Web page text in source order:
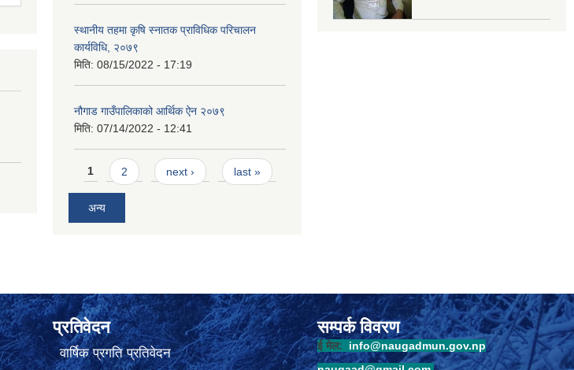
स्थानीय तहमा कृषि स्नातक प्राविधिक परिचालन
कार्यविधि, २०७९
मिति: 08/15/2022 - 17:19
नौगाड गाउँपालिकाको आर्थिक ऐन २०७९
मिति: 07/14/2022 - 12:41
Pages
1 2 next › last »
अन्य
प्रतिवेदन
वार्षिक प्रगति प्रतिवेदन
सम्पर्क विवरण
ई मेल: info@naugadmun.gov.np